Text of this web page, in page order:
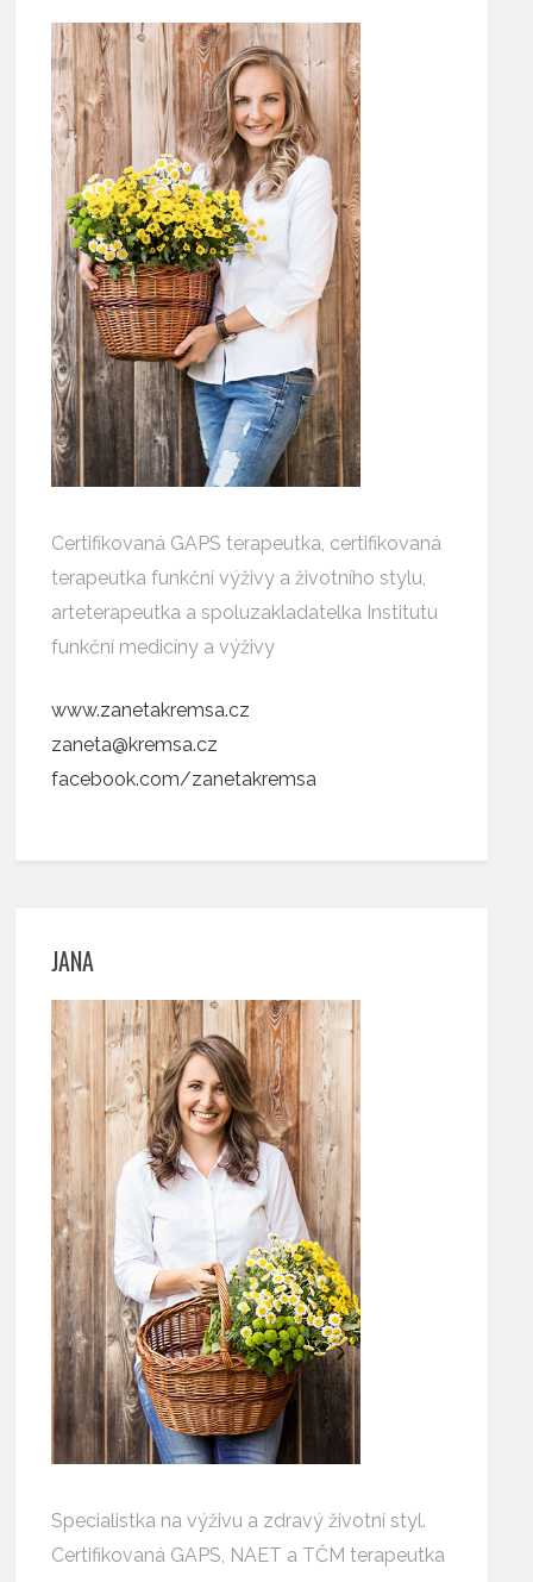
Certifikovaná GAPS terapeutka, certifikovaná
terapeutka funkční výživy a životního stylu,
arteterapeutka a spoluzakladatelka Institutu
funkční medicíny a výživy
www.zanetakremsa.cz
zaneta@kremsa.cz
facebook.com/zanetakremsa
JANA
Specialistka na výživu a zdravý životní styl.
Certifikovaná GAPS, NAET a TČM terapeutka